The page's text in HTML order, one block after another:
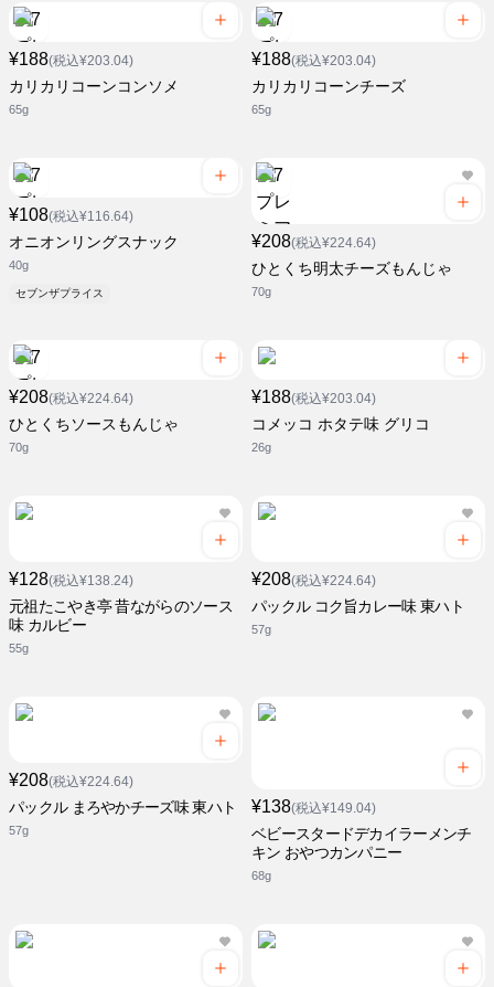
¥188(税込¥203.04)
カリカリコーンコンソメ
65g
¥188(税込¥203.04)
カリカリコーンチーズ
65g
¥108(税込¥116.64)
オニオンリングスナック
40g
セブンザプライス
¥208(税込¥224.64)
ひとくち明太チーズもんじゃ
70g
¥208(税込¥224.64)
ひとくちソースもんじゃ
70g
¥188(税込¥203.04)
コメッコ ホタテ味 グリコ
26g
¥128(税込¥138.24)
元祖たこやき亭 昔ながらのソース
味 カルビー
55g
¥208(税込¥224.64)
パックル コク旨カレー味 東ハト
57g
¥208(税込¥224.64)
パックル まろやかチーズ味 東ハト
57g
¥138(税込¥149.04)
ベビースタードデカイラーメンチ
キン おやつカンパニー
68g